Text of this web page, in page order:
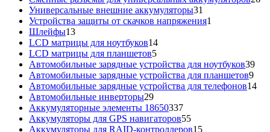
Универсальные внешние аккумуляторы31
товар
Устройства защиты от скачков напряжения1
Шлейфы1313
товаров
LCD матрицы для ноутбуков1414
LCD матрицы для планшетов55
товаров
Автомобильные зарядные устройства для ноутбуков3939
Автомобильные зарядные устройства для планшетов99
Автомобильные зарядные устройства для телефонов1414
Автомобильные инверторы2929
товаров
Аккумуляторные элементы 18650337337
товаров
Аккумуляторы для GPS навигаторов5555
товаров
Аккумуляторы для RAID-контроллеров1515